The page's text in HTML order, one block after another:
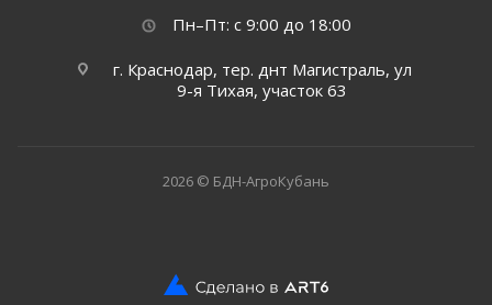
Пн–Пт: с 9:00 до 18:00
г. Краснодар, тер. днт Магистраль, ул
9-я Тихая, участок 63
2026 © БДН-АгроКубань